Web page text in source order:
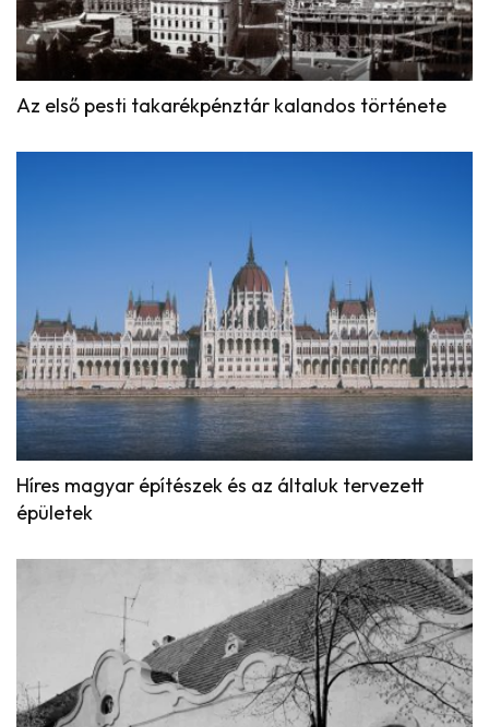
Az első pesti takarékpénztár kalandos története
Híres magyar építészek és az általuk tervezett
épületek